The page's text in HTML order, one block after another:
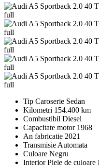
Tip Caroserie Sedan
Kilometri 154.400 km
Combustibil Diesel
Capacitate motor 1968
An fabricatie 2021
Transmisie Automata
Culoare Negru
InteriorPiele de